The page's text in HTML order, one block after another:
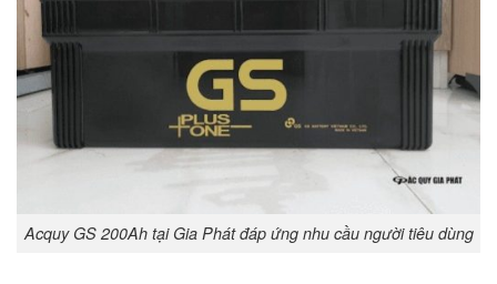
Acquy GS 200Ah tại Gia Phát đáp ứng nhu cầu người tiêu dùng